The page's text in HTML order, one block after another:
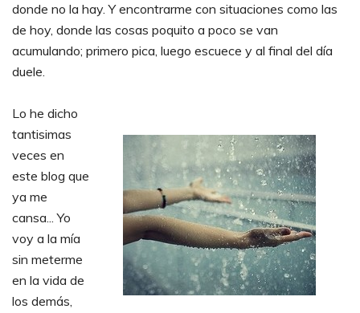
donde no la hay. Y encontrarme con situaciones como las
de hoy, donde las cosas poquito a poco se van
acumulando; primero pica, luego escuece y al final del día
duele.
Lo he dicho
tantisimas
veces en
este blog que
ya me
cansa... Yo
voy a la mía
sin meterme
en la vida de
los demás,